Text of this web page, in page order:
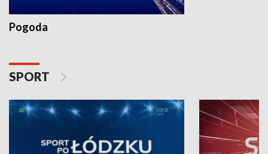
Pogoda
SPORT